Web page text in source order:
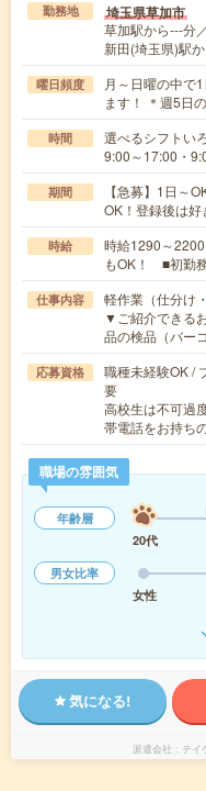
勤務地 埼玉県草加市
草加駅から---分
新田(埼玉県)駅
曜日頻度
月～日曜の中で
ます！ ＊週5日
時間
選べるシフトい
9:00～17:00・
期間
【急募】1日～
OK！登録後は好
時給
時給1290～
もOK！ ■初勤
仕事内容
軽作業（仕分け
▼ご紹介できる
品の検品（バー
応募資格
職種未経験OK /
要
高校生は不可過
帯電話をお持ち
職場の雰囲気
年齢層
20代
男女比率
女性
気になる!
派遣会社 テイ